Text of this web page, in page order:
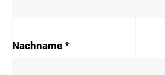
Nachname *